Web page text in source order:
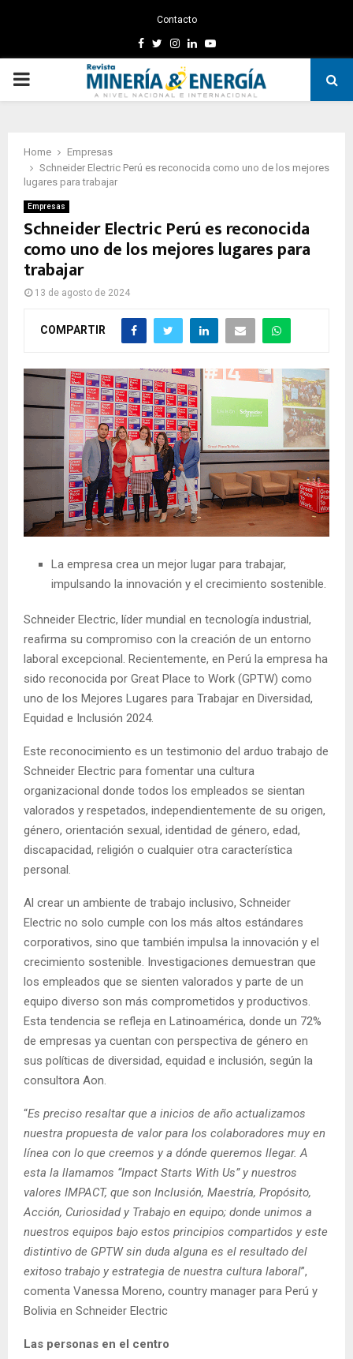
Contacto
Facebook
TwitterInstagram
LinkedinYoutube
PRIMARY
Home
Empresas
Schneider Electric Perú es reconocida como uno de los mejores
lugares para trabajar
Empresas
Schneider Electric Perú es reconocida
como uno de los mejores lugares para
trabajar
13 de agosto de 2024
COMPARTIR
La empresa crea un mejor lugar para trabajar,
impulsando la innovación y el crecimiento sostenible.
Schneider Electric, líder mundial en tecnología industrial,
reafirma su compromiso con la creación de un entorno
laboral excepcional. Recientemente, en Perú la empresa ha
sido reconocida por Great Place to Work (GPTW) como
uno de los Mejores Lugares para Trabajar en Diversidad,
Equidad e Inclusión 2024.
Este reconocimiento es un testimonio del arduo trabajo de
Schneider Electric para fomentar una cultura
organizacional donde todos los empleados se sientan
valorados y respetados, independientemente de su origen,
género, orientación sexual, identidad de género, edad,
discapacidad, religión o cualquier otra característica
personal.
Al crear un ambiente de trabajo inclusivo, Schneider
Electric no solo cumple con los más altos estándares
corporativos, sino que también impulsa la innovación y el
crecimiento sostenible. Investigaciones demuestran que
los empleados que se sienten valorados y parte de un
equipo diverso son más comprometidos y productivos.
Esta tendencia se refleja en Latinoamérica, donde un 72%
de empresas ya cuentan con perspectiva de género en
sus políticas de diversidad, equidad e inclusión, según la
consultora Aon.
“Es preciso resaltar que a inicios de año actualizamos
nuestra propuesta de valor para los colaboradores muy en
línea con lo que creemos y a dónde queremos llegar. A
esta la llamamos “Impact Starts With Us” y nuestros
valores IMPACT, que son Inclusión, Maestría, Propósito,
Acción, Curiosidad y Trabajo en equipo; donde unimos a
nuestros equipos bajo estos principios compartidos y este
distintivo de GPTW sin duda alguna es el resultado del
exitoso trabajo y estrategia de nuestra cultura laboral”,
comenta Vanessa Moreno, country manager para Perú y
Bolivia en Schneider Electric
Las personas en el centro